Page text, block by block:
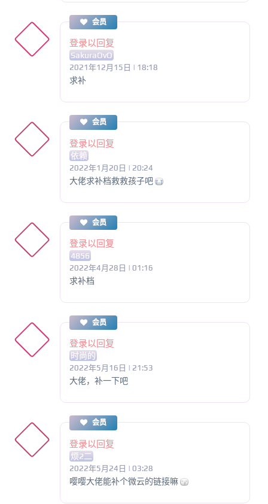
会员
登录以回复
SakuraOvO
2021年12月15日 | 18:18
求补
会员
登录以回复
依赖
2022年1月20日 | 20:24
大佬求补档救救孩子吧
会员
登录以回复
4856
2022年4月28日 | 01:16
求补档
会员
登录以回复
时尚的
2022年5月16日 | 21:53
大佬，补一下吧
会员
登录以回复
烦2二
2022年5月24日 | 03:28
嘤嘤大佬能补个微云的链接嘛